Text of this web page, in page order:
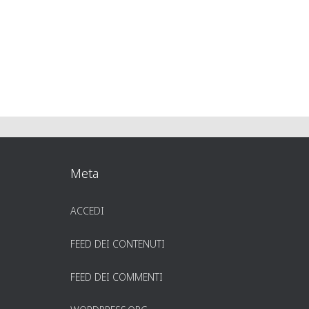
Meta
ACCEDI
FEED DEI CONTENUTI
FEED DEI COMMENTI